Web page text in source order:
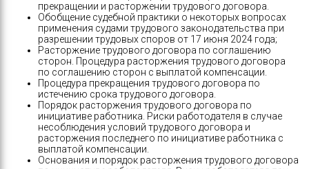
прекращении и расторжении трудового договора.
Обобщение судебной практики о некоторых вопросах
применения судами трудового законодательства при
разрешении трудовых споров от 17 июня 2024 года;
Расторжение трудового договора по соглашению
сторон. Процедура расторжения трудового договора
по соглашению сторон с выплатой компенсации.
Процедура прекращения трудового договора по
истечению срока трудового договора.
Порядок расторжения трудового договора по
инициативе работника. Риски работодателя в случае
несоблюдения условий трудового договора и
расторжения последнего по инициативе работника с
выплатой компенсации.
Основания и порядок расторжения трудового договора